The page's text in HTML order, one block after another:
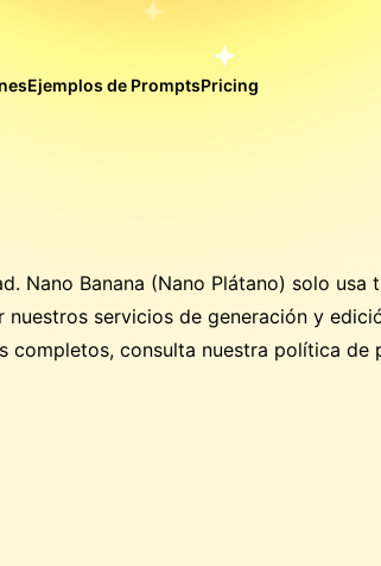
Ejemplos de PromptsPricing
Nano Banana (Nano Plátano) solo usa
nuestros servicios de generación y
completos, consulta nuestra política de